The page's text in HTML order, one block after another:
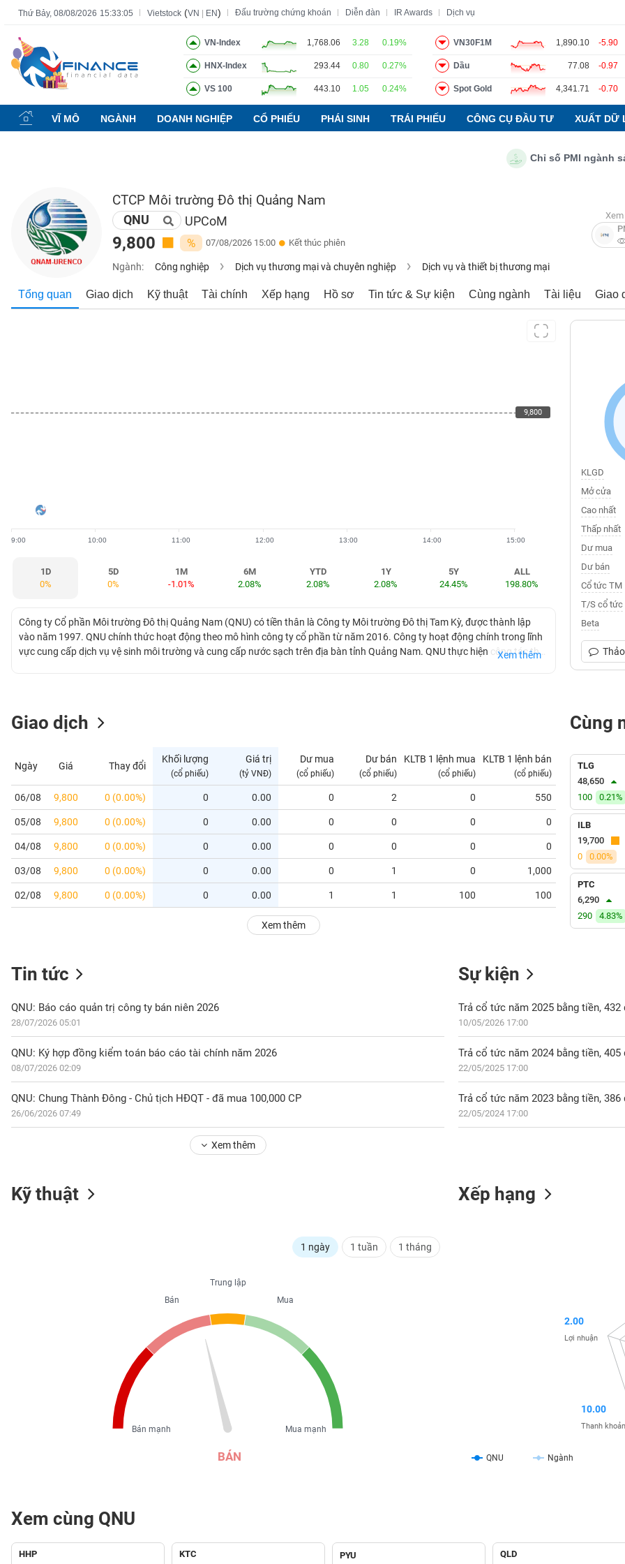
Thứ Bảy, 08/08/2026 15:33:06 Vietstock (VN EN) Đấu trường chứng khoán Diễn đàn IR Awards Dịch vụ
VN-Index 1,768.06 3.28 0.19%
HNX-Index 293.44 0.80 0.27%
VS 100 443.10 1.05 0.24%
VN30F1M 1,890.10 -5.90
Dầu 77.08 -0.97
Spot Gold 4,341.71 -0.70
VĨ MÔ NGÀNH DOANH NGHIỆP CỔ PHIẾU PHÁI SINH TRÁI PHIẾU CÔNG CỤ ĐẦU TƯ XUẤT DỮ
Chỉ số PMI ngành sản
CTCP Môi trường Đô thị Quảng Nam
QNU UPCoM
9,800 % 07/08/2026 15:00 Kết thúc phiên
Ngành: Công nghiệp Dịch vụ thương mại và chuyên nghiệp Dịch vụ và thiết bị thương mại
Tổng quan Giao dịch Kỹ thuật Tài chính Xếp hạng Hồ sơ Tin tức & Sự kiện Cùng ngành Tài liệu Giao
9,800
9:00 10:00 11:00 12:00 13:00 14:00 15:00
9,800
1D
0%
5D
0%
1M
-1.01%
6M
2.08%
YTD
2.08%
1Y
2.08%
5Y
24.45%
ALL
198.80%
Công ty Cổ phần Môi trường Đô thị Quảng Nam (QNU) có tiền thân là Công ty Môi trường Đô thị Tam Kỳ, được thành lập
vào năm 1997. QNU chính thức hoạt động theo mô hình công ty cổ phần từ năm 2016. Công ty hoạt động chính trong lĩnh
vực cung cấp dịch vụ vệ sinh môi trường và cung cấp nước sạch trên địa bàn tỉnh Quảng Nam. QNU thực hiện công tác thu
Xem thêm
KLGD
Mở cửa
Cao nhất
Thấp nhất
Dư mua
Dư bán
Cổ tức TM
T/S cổ tức
Beta
Giao dịch
Ngày Giá Thay đổi
Khối lượng
(cổ phiếu)
Giá trị
(tỷ VNĐ)
Dư mua
(cổ phiếu)
Dư bán
(cổ phiếu)
KLTB 1 lệnh mua
(cổ phiếu)
KLTB 1 lệnh bán
(cổ phiếu)
06/08 9,800 0 (0.00%) 0 0.00 0 2 0 550 0.00
05/08 9,800 0 (0.00%) 0 0.00 0 0 0 0
04/08 9,800 0 (0.00%) 0 0.00 0 0 0 0 0.00
03/08 9,800 0 (0.00%) 0 0.00 0 1 0 1,000 0.00
02/08 9,800 0 (0.00%) 0 0.00 1 1 100 100 0.00
Xem thêm
Cùng
TLG
48,650
100
0.21%
ILB
19,700
0
0.00%
PTC
6,290
290
4.83%
Tin tức
QNU: Báo cáo quản trị công ty bán niên 2026
28/07/2026 05:01
QNU: Ký hợp đồng kiểm toán báo cáo tài chính năm 2026
08/07/2026 02:09
QNU: Chung Thành Đông - Chủ tịch HĐQT - đã mua 100,000 CP
26/06/2026 07:49
Xem thêm
Sự kiện
Trả cổ tức năm 2025 bằng tiền, 432
10/05/2026 17:00
Trả cổ tức năm 2024 bằng tiền, 405
22/05/2025 17:00
Trả cổ tức năm 2023 bằng tiền, 386
22/05/2024 17:00
Kỹ thuật
1 ngày 1 tuần 1 tháng
BÁN
Trung lập
Mua
Mua mạnh
Bán
Bán mạnh
Xếp hạng
QNU Ngành
10.00
Thanh khoản
2.00
Lợi nhuận
Xem cùng QNU
HHP
KTC
PYU
QLD
Tất cả Tính năng Ngành Mã chứng khoán Lãnh đạo Báo cáo phân tích Thuật ngữ
Tính
năng
(-)
CHỨNG
KHOÁN
NGHIỆP
GIỚI
CÁ
NHÂN
PHÂN
TÍCH
VIETSTOCKFINANCE
DOANH
NGHIỆP
CỔ
PHIẾU
SINH
(-)